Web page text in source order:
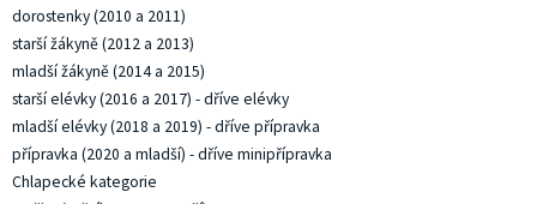
dorostenky (2010 a 2011)
starší žákyně (2012 a 2013)
mladší žákyně (2014 a 2015)
starší elévky (2016 a 2017) - dříve elévky
mladší elévky (2018 a 2019) - dříve přípravka
přípravka (2020 a mladší) - dříve minipřípravka
Chlapecké kategorie